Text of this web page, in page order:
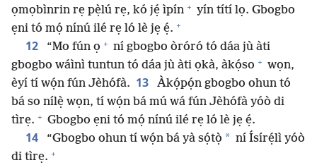
ọmọbìnrin rẹ pẹ̀lú rẹ, kó jẹ́ ìpín + yín títí lọ. Gbogbo
ẹni tó mọ́ nínú ilé rẹ ló lè jẹ ẹ́. +
12 “Mo fún ọ + ní gbogbo òróró tó dáa jù àti
gbogbo wáìnì tuntun tó dáa jù àti ọkà, àkọ́so + wọn,
èyí tí wọ́n fún Jèhófà. 13
Àkọ́pọ́n gbogbo ohun tó
bá so nílẹ̀ wọn, tí wọ́n bá mú wá fún Jèhófà yóò di
tìrẹ. + Gbogbo ẹni tó mọ́ nínú ilé rẹ ló lè jẹ ẹ́.
14 “Gbogbo ohun tí wọ́n bá yà sọ́tọ̀ * ní Ísírẹ́lì yóò
di tìrẹ. +